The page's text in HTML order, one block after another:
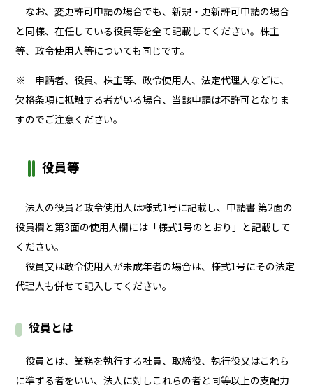
なお、変更許可申請の場合でも、新規・更新許可申請の場合
と同様、在任している役員等を全て記載してください。株主
等、政令使用人等についても同じです。
※ 申請者、役員、株主等、政令使用人、法定代理人などに、
欠格条項に抵触する者がいる場合、当該申請は不許可となりま
すのでご注意ください。
役員等
法人の役員と政令使用人は様式1号に記載し、申請書 第2面の
役員欄と第3面の使用人欄には「様式1号のとおり」と記載して
ください。
役員又は政令使用人が未成年者の場合は、様式1号にその法定
代理人も併せて記入してください。
役員とは
役員とは、業務を執行する社員、取締役、執行役又はこれら
に準ずる者をいい、法人に対しこれらの者と同等以上の支配力